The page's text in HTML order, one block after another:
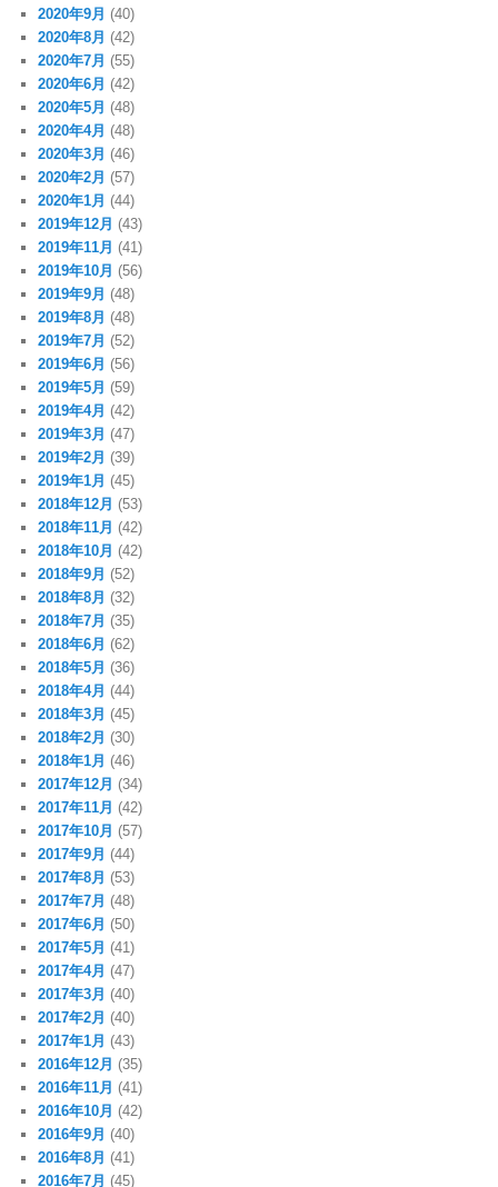
2020年9月 (40)
2020年8月 (42)
2020年7月 (55)
2020年6月 (42)
2020年5月 (48)
2020年4月 (48)
2020年3月 (46)
2020年2月 (57)
2020年1月 (44)
2019年12月 (43)
2019年11月 (41)
2019年10月 (56)
2019年9月 (48)
2019年8月 (48)
2019年7月 (52)
2019年6月 (56)
2019年5月 (59)
2019年4月 (42)
2019年3月 (47)
2019年2月 (39)
2019年1月 (45)
2018年12月 (53)
2018年11月 (42)
2018年10月 (42)
2018年9月 (52)
2018年8月 (32)
2018年7月 (35)
2018年6月 (62)
2018年5月 (36)
2018年4月 (44)
2018年3月 (45)
2018年2月 (30)
2018年1月 (46)
2017年12月 (34)
2017年11月 (42)
2017年10月 (57)
2017年9月 (44)
2017年8月 (53)
2017年7月 (48)
2017年6月 (50)
2017年5月 (41)
2017年4月 (47)
2017年3月 (40)
2017年2月 (40)
2017年1月 (43)
2016年12月 (35)
2016年11月 (41)
2016年10月 (42)
2016年9月 (40)
2016年8月 (41)
2016年7月 (45)